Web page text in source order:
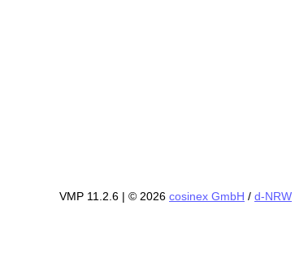
VMP 11.2.6 | © 2026 cosinex GmbH / d-NRW